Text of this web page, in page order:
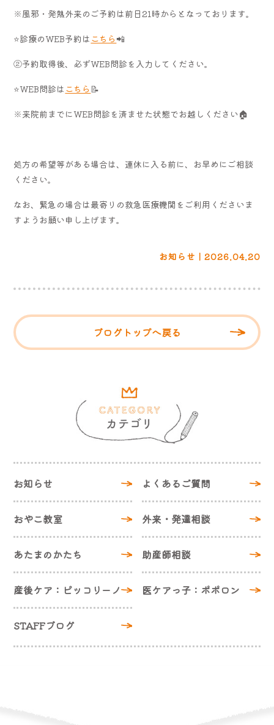
※風邪・発熱外来のご予約は前日21時からとなっております。
⭐診療のWEB予約は こちら 📲
②予約取得後、必ずWEB問診を入力してください。
⭐WEB問診は こちら 📝
※来院前までにWEB問診を済ませた状態でお越しください🏠
処方の希望等がある場合は、連休に入る前に、お早めにご相談
ください。
なお、緊急の場合は最寄りの救急医療機関をご利用くださいま
すようお願い申し上げます。
お知らせ | 2026.04.20
ブログトップへ戻る
お知らせ よくあるご質問
おやこ教室 外来・発達相談
あたまのかたち 助産師相談
産後ケア：ピッコリーノ 医ケアっ子：ポポロン
STAFFブログ